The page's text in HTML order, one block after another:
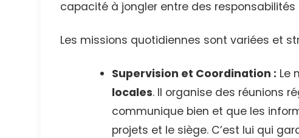
capacité à jongler entre des responsabilités
Les missions quotidiennes sont variées et
Supervision et Coordination : Le
locales. Il organise des réunions
communique bien et que les
projets et le siège. C’est lui qui